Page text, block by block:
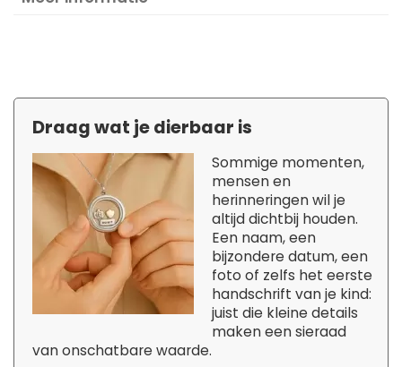
Draag wat je dierbaar is
Sommige momenten,
mensen en
herinneringen wil je
altijd dichtbij houden.
Een naam, een
bijzondere datum, een
foto of zelfs het eerste
handschrift van je kind:
juist die kleine details
maken een sieraad
van onschatbare waarde.